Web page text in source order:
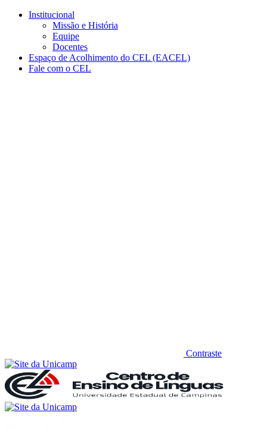
Conteúdo principal
Institucional
Missão e História
Equipe
Docentes
Espaço de Acolhimento do CEL (EACEL)
Fale com o CEL
Contraste